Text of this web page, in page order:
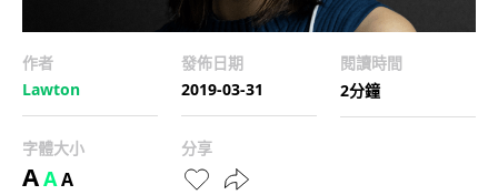
作者
Lawton
發佈日期
2019-03-31
閱讀時間
2分鐘
字體大小
AAA
分享